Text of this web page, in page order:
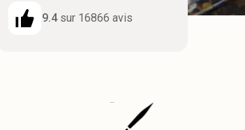
9.4sur 16866 avis